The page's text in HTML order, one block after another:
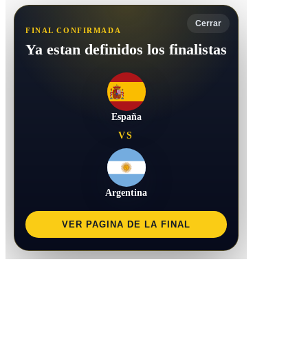
Cerrar
FINAL CONFIRMADA
Ya estan definidos los finalistas
España
VS
Argentina
VER PAGINA DE LA FINAL